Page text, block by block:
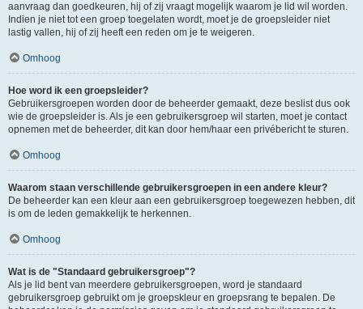
aanvraag dan goedkeuren, hij of zij vraagt mogelijk waarom je lid wil worden.
Indien je niet tot een groep toegelaten wordt, moet je de groepsleider niet
lastig vallen, hij of zij heeft een reden om je te weigeren.
Omhoog
Hoe word ik een groepsleider?
Gebruikersgroepen worden door de beheerder gemaakt, deze beslist dus ook
wie de groepsleider is. Als je een gebruikersgroep wil starten, moet je contact
opnemen met de beheerder, dit kan door hem/haar een privébericht te sturen.
Omhoog
Waarom staan verschillende gebruikersgroepen in een andere kleur?
De beheerder kan een kleur aan een gebruikersgroep toegewezen hebben, dit
is om de leden gemakkelijk te herkennen.
Omhoog
Wat is de "Standaard gebruikersgroep"?
Als je lid bent van meerdere gebruikersgroepen, word je standaard
gebruikersgroep gebruikt om je groepskleur en groepsrang te bepalen. De